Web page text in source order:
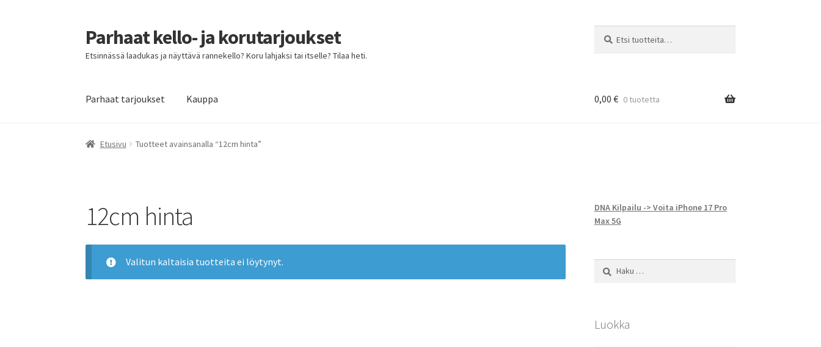
Siirry
navigointiin
Siirry
sisältöön
Parhaat kello- ja korutarjoukset
Etsinnässä laadukas ja näyttävä rannekello? Koru lahjaksi tai itselle? Tilaa heti.
Parhaat tarjoukset Kauppa
Etusivu Parhaat tarjoukset
0,00 € 0 tuotetta
Etusivu Tuotteet avainsanalla “12cm hinta”
12cm hinta
Valitun kaltaisia tuotteita ei löytynyt.
DNA Kilpailu -> Voita iPhone 17 Pro
Max 5G
Haku:
Luokka